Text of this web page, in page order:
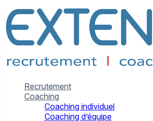
Recrutement
Coaching
Coaching individuel
Coaching d’équipe